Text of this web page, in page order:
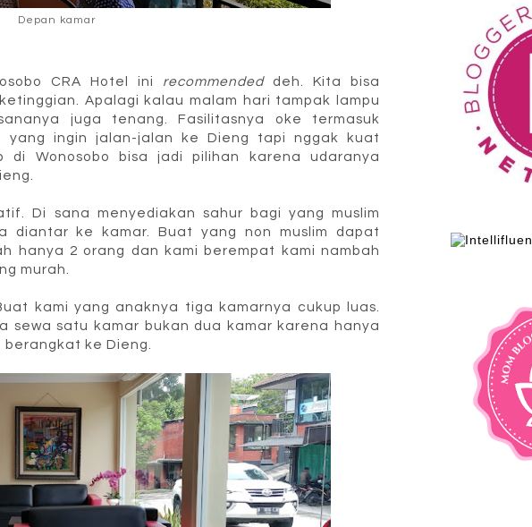
Depan kamar
CRA Hotel ini recommendeddeh. Kita bisa
Apalagi kalau malam hari tampak lampu
juga tenang. Fasilitasnya oke termasuk
yang ingin jalan-jalan ke Dieng tapi nggak kuat
di Wonosobo bisa jadi pilihan karena udaranya
Di sana menyediakan sahur bagi yang muslim
diantar ke kamar. Buat yang non muslim dapat
hanya 2 orang dan kami berempat kami nambah
murah.
kami yang anaknya tiga kamarnya cukup luas.
sewa satu kamar bukan dua kamar karena hanya
ke Dieng.